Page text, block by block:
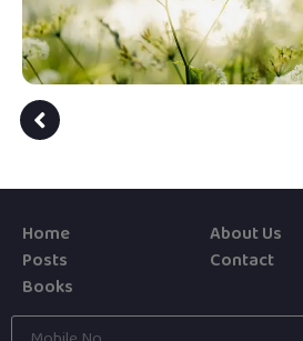
Home
Posts
Books
About Us
Contact